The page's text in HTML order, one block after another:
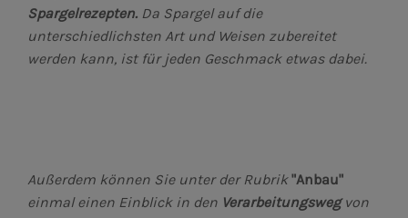
Spargelrezepten. Da Spargel auf die
unterschiedlichsten Art und Weisen zubereitet
werden kann, ist für jeden Geschmack etwas dabei.
Außerdem können Sie unter der Rubrik "Anbau"
einmal einen Einblick in den Verarbeitungswegvon